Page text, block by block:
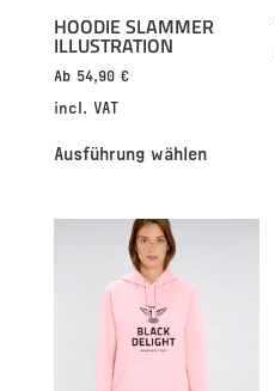
HOODIE SLAMMER
ILLUSTRATION
Ab 54,90 €
incl. VAT
Ausführung wählen